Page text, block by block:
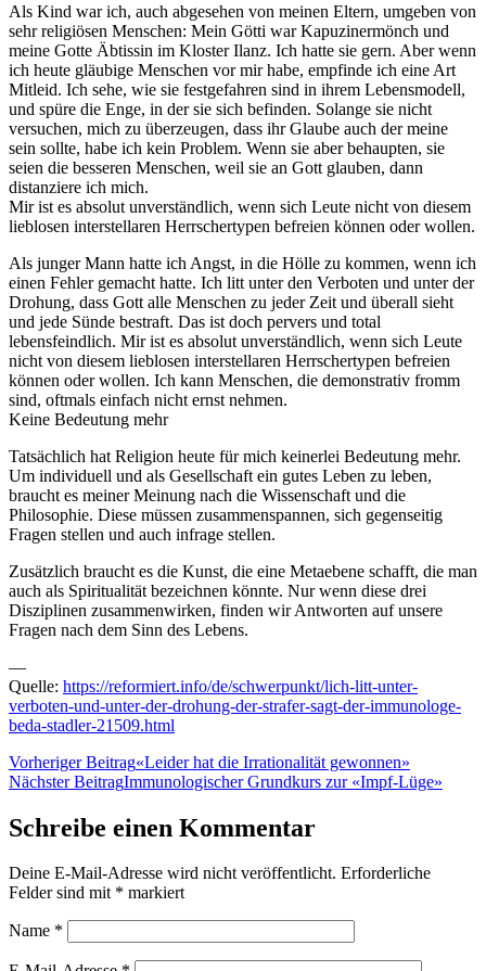
Als Kind war ich, auch abgesehen von meinen Eltern, umgeben von
sehr religiösen Menschen: Mein Götti war Kapuzinermönch und
meine Gotte Äbtissin im Kloster Ilanz. Ich hatte sie gern. Aber wenn
ich heute gläubige Menschen vor mir habe, empfinde ich eine Art
Mitleid. Ich sehe, wie sie festgefahren sind in ihrem Lebensmodell,
und spüre die Enge, in der sie sich befinden. Solange sie nicht
versuchen, mich zu überzeugen, dass ihr Glaube auch der meine
sein sollte, habe ich kein Problem. Wenn sie aber behaupten, sie
seien die besseren Menschen, weil sie an Gott glauben, dann
distanziere ich mich.
Mir ist es absolut unverständlich, wenn sich Leute nicht von diesem
lieblosen interstellaren Herrschertypen befreien können oder wollen.
Als junger Mann hatte ich Angst, in die Hölle zu kommen, wenn ich
einen Fehler gemacht hatte. Ich litt unter den Verboten und unter der
Drohung, dass Gott alle Menschen zu jeder Zeit und überall sieht
und jede Sünde bestraft. Das ist doch pervers und total
lebensfeindlich. Mir ist es absolut unverständlich, wenn sich Leute
nicht von diesem lieblosen interstellaren Herrschertypen befreien
können oder wollen. Ich kann Menschen, die demonstrativ fromm
sind, oftmals einfach nicht ernst nehmen.
Keine Bedeutung mehr
Tatsächlich hat Religion heute für mich keinerlei Bedeutung mehr.
Um individuell und als Gesellschaft ein gutes Leben zu leben,
braucht es meiner Meinung nach die Wissenschaft und die
Philosophie. Diese müssen zusammenspannen, sich gegenseitig
Fragen stellen und auch infrage stellen.
Zusätzlich braucht es die Kunst, die eine Metaebene schafft, die man
auch als Spiritualität bezeichnen könnte. Nur wenn diese drei
Disziplinen zusammenwirken, finden wir Antworten auf unsere
Fragen nach dem Sinn des Lebens.
—
Quelle: https://reformiert.info/de/schwerpunkt/lich-litt-unter-
verboten-und-unter-der-drohung-der-strafer-sagt-der-immunologe-
beda-stadler-21509.html
Vorheriger Beitrag«Leider hat die Irrationalität gewonnen»
Nächster BeitragImmunologischer Grundkurs zur «Impf-Lüge»
Schreibe einen Kommentar
Deine E-Mail-Adresse wird nicht veröffentlicht. Erforderliche
Felder sind mit * markiert
Name *